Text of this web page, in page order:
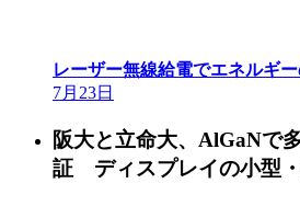
レーザー無線給電でエネルギ
7月23日
阪大と立命大、AlGaNで
証 ディスプレイの小型